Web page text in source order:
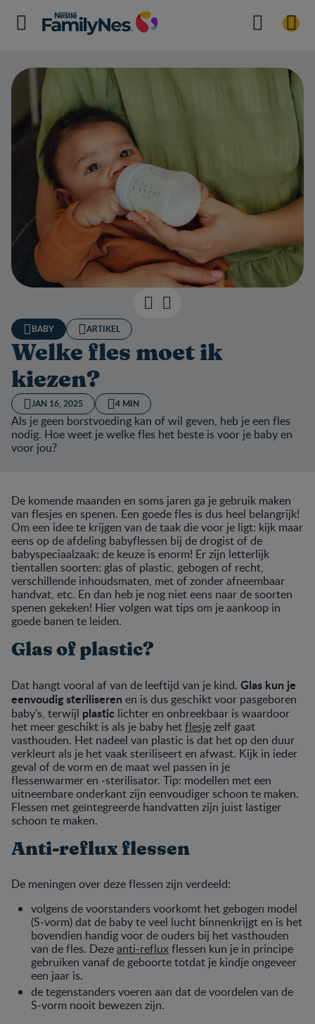
BABY ARTIKEL
Welke fles moet ik
kiezen?
JAN 16, 2025 4 MIN
Als je geen borstvoeding kan of wil geven, heb je een fles
nodig. Hoe weet je welke fles het beste is voor je baby en
voor jou?
De komende maanden en soms jaren ga je gebruik maken
van flesjes en spenen. Een goede fles is dus heel belangrijk!
Om een idee te krijgen van de taak die voor je ligt: kijk maar
eens op de afdeling babyflessen bij de drogist of de
babyspeciaalzaak: de keuze is enorm! Er zijn letterlijk
tientallen soorten: glas of plastic, gebogen of recht,
verschillende inhoudsmaten, met of zonder afneembaar
handvat, etc. En dan heb je nog niet eens naar de soorten
spenen gekeken! Hier volgen wat tips om je aankoop in
goede banen te leiden.
Glas of plastic?
Dat hangt vooral af van de leeftijd van je kind. Glas kun je
eenvoudig steriliseren en is dus geschikt voor pasgeboren
baby's, terwijl plastic lichter en onbreekbaar is waardoor
het meer geschikt is als je baby hetflesjezelf gaat
vasthouden. Het nadeel van plastic is dat het op den duur
verkleurt als je het vaak steriliseert en afwast. Kijk in ieder
geval of de vorm en de maat wel passen in je
flessenwarmer en -sterilisator. Tip: modellen met een
uitneembare onderkant zijn eenvoudiger schoon te maken.
Flessen met geïntegreerde handvatten zijn juist lastiger
schoon te maken.
Anti-reflux flessen
De meningen over deze flessen zijn verdeeld:
volgens de voorstanders voorkomt het gebogen model
(S-vorm) dat de baby te veel lucht binnenkrijgt en is het
bovendien handig voor de ouders bij het vasthouden
van de fles. Dezeanti-refluxflessen kun je in principe
gebruiken vanaf de geboorte totdat je kindje ongeveer
een jaar is.
de tegenstanders voeren aan dat de voordelen van de
S-vorm nooit bewezen zijn.